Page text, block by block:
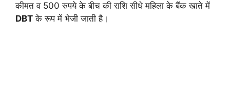
कीमत व 500 रुपये के बीच की राशि सीधे महिला के बैंक खाते में
DBT के रूप में भेजी जाती है।